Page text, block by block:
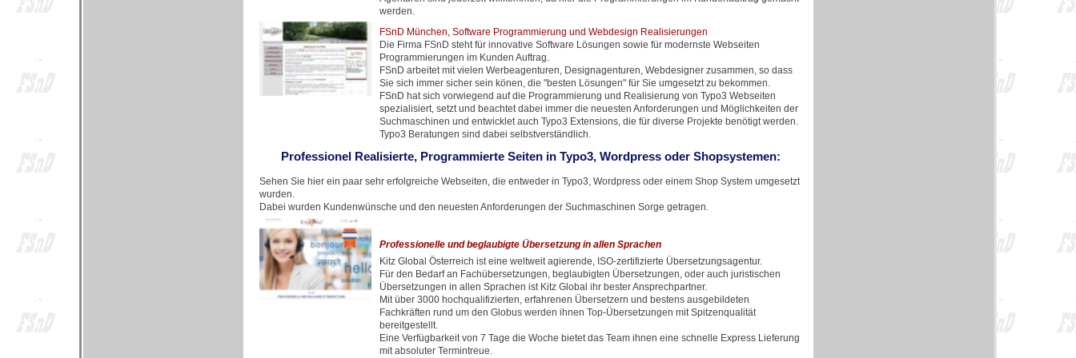
werden.
FSnD München, Software Programmierung und Webdesign Realisierungen
Die Firma FSnD steht für innovative Software Lösungen sowie für modernste Webseiten
Programmierungen im Kunden Auftrag.
FSnD arbeitet mit vielen Werbeagenturen, Designagenturen, Webdesigner zusammen, so dass
Sie sich immer sicher sein könen, die "besten Lösungen" für Sie umgesetzt zu bekommen.
FSnD hat sich vorwiegend auf die Programmierung und Realisierung von Typo3 Webseiten
spezialisiert, setzt und beachtet dabei immer die neuesten Anforderungen und Möglichkeiten der
Suchmaschinen und entwicklet auch Typo3 Extensions, die für diverse Projekte benötigt werden.
Typo3 Beratungen sind dabei selbstverständlich.
Professionel Realisierte, Programmierte Seiten in Typo3, Wordpress oder Shopsystemen:
Sehen Sie hier ein paar sehr erfolgreiche Webseiten, die entweder in Typo3, Wordpress oder einem Shop System umgesetzt
wurden.
Dabei wurden Kundenwünsche und den neuesten Anforderungen der Suchmaschinen Sorge getragen.
Professionelle und beglaubigte Übersetzung in allen Sprachen
Kitz Global Österreich ist eine weltweit agierende, ISO-zertifizierte Übersetzungsagentur.
Für den Bedarf an Fachübersetzungen, beglaubigten Übersetzungen, oder auch juristischen
Übersetzungen in allen Sprachen ist Kitz Global ihr bester Ansprechpartner.
Mit über 3000 hochqualifizierten, erfahrenen Übersetzern und bestens ausgebildeten
Fachkräften rund um den Globus werden ihnen Top-Übersetzungen mit Spitzenqualität
bereitgestellt.
Eine Verfügbarkeit von 7 Tage die Woche bietet das Team ihnen eine schnelle Express Lieferung
mit absoluter Termintreue.